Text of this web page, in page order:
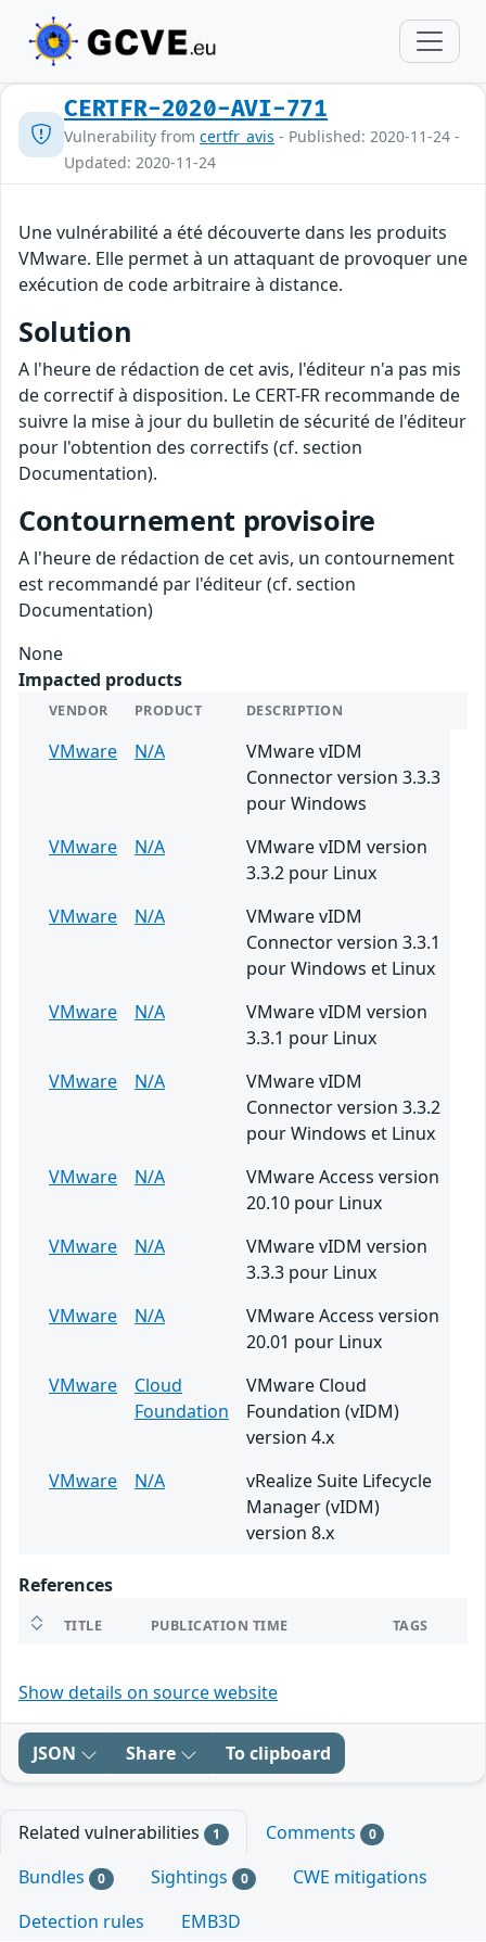
CERTFR-2020-AVI-771
Vulnerability from certfr_avis - Published: 2020-11-24 -
Updated: 2020-11-24
Une vulnérabilité a été découverte dans les produits
VMware. Elle permet à un attaquant de provoquer une
exécution de code arbitraire à distance.
Solution
A l'heure de rédaction de cet avis, l'éditeur n'a pas mis
de correctif à disposition. Le CERT-FR recommande de
suivre la mise à jour du bulletin de sécurité de l'éditeur
pour l'obtention des correctifs (cf. section
Documentation).
Contournement provisoire
A l'heure de rédaction de cet avis, un contournement
est recommandé par l'éditeur (cf. section
Documentation)
None
Impacted products
VENDOR PRODUCT DESCRIPTION
VMware N/A
VMware vIDM
Connector version 3.3.3
pour Windows
VMware
N/A
VMware vIDM version
3.3.2 pour Linux
VMware
N/A
VMware vIDM
Connector version 3.3.1
pour Windows et Linux
VMware
N/A
VMware vIDM version
3.3.1 pour Linux
VMware
N/A
VMware vIDM
Connector version 3.3.2
pour Windows et Linux
VMware
N/A
VMware Access version
20.10 pour Linux
VMware
N/A
VMware vIDM version
3.3.3 pour Linux
VMware
N/A
VMware Access version
20.01 pour Linux
VMware
Cloud
Foundation
VMware Cloud
Foundation (vIDM)
version 4.x
VMware
N/A
vRealize Suite Lifecycle
Manager (vIDM)
version 8.x
References
TITLE PUBLICATION TIME TAGS
Show details on source website
JSON Share To clipboard
Related vulnerabilities 1 Comments 0
Bundles 0 Sightings 0
CWE mitigations
Detection rules
EMB3D